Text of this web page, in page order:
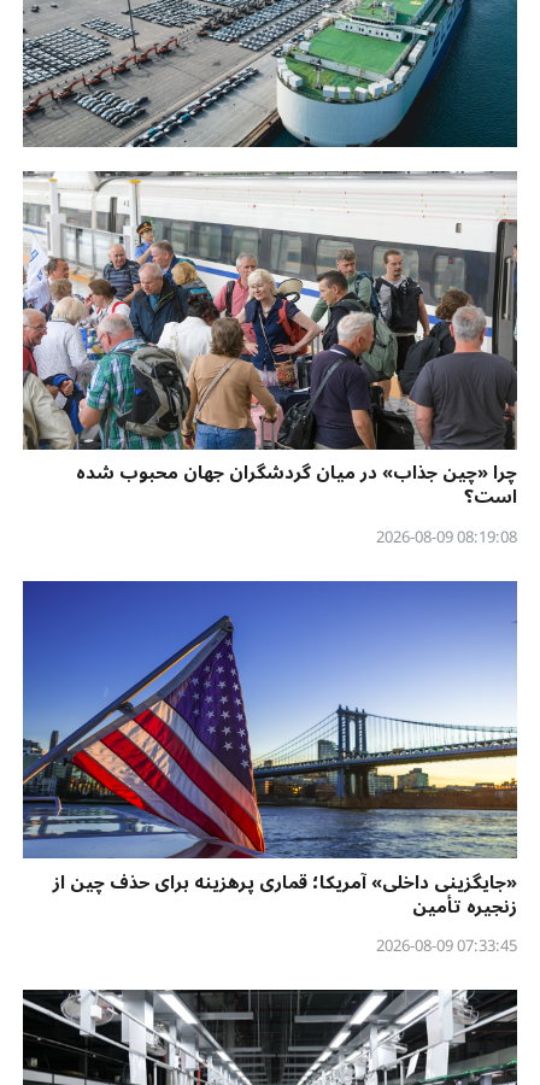
چرا «چین جذاب» در میان گردشگران جهان محبوب شده
است؟
08:19:08 2026-08-09
«جایگزینی داخلی» آمریکا؛ قماری پرهزینه برای حذف چین از
زنجیره تأمین
07:33:45 2026-08-09